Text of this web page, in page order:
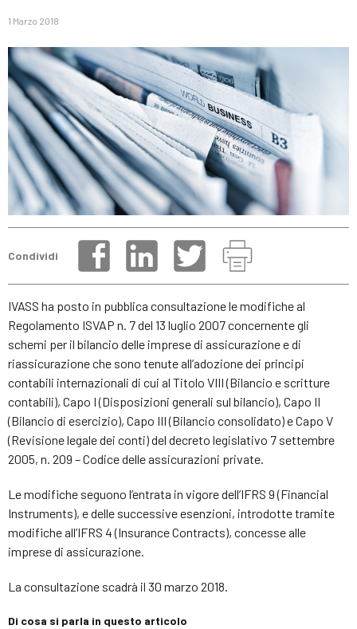
1 Marzo 2018
Condividi
IVASS ha posto in pubblica consultazione le modifiche al
Regolamento ISVAP n. 7 del 13 luglio 2007 concernente gli
schemi per il bilancio delle imprese di assicurazione e di
riassicurazione che sono tenute all’adozione dei principi
contabili internazionali di cui al Titolo VIII (Bilancio e scritture
contabili), Capo I (Disposizioni generali sul bilancio), Capo II
(Bilancio di esercizio), Capo III (Bilancio consolidato) e Capo V
(Revisione legale dei conti) del decreto legislativo 7 settembre
2005, n. 209 – Codice delle assicurazioni private.
Le modifiche seguono l’entrata in vigore dell’IFRS 9 (Financial
Instruments), e delle successive esenzioni, introdotte tramite
modifiche all’IFRS 4 (Insurance Contracts), concesse alle
imprese di assicurazione.
La consultazione scadrà il 30 marzo 2018.
Di cosa si parla in questo articolo